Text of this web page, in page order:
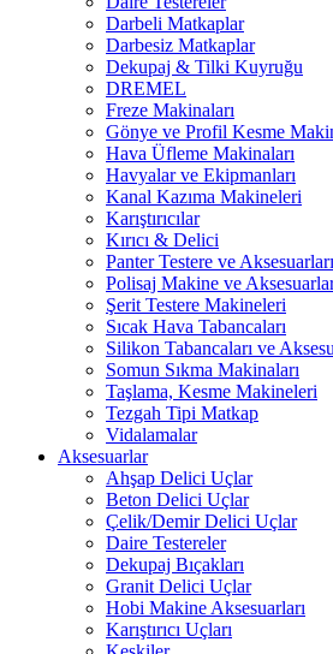
Darbeli Matkaplar
Darbesiz Matkaplar
Dekupaj & Tilki Kuyruğu
DREMEL
Freze Makinaları
Gönye ve Profil Kesme
Hava Üfleme Makinaları
Havyalar ve Ekipmanları
Kanal Kazıma Makineleri
Karıştırıcılar
Kırıcı & Delici
Panter Testere ve Aksesuarları
Polisaj Makine ve
Şerit Testere Makineleri
Sıcak Hava Tabancaları
Silikon Tabancaları ve
Somun Sıkma Makinaları
Taşlama, Kesme Makineleri
Tezgah Tipi Matkap
Vidalamalar
Aksesuarlar
Ahşap Delici Uçlar
Beton Delici Uçlar
Çelik/Demir Delici Uçlar
Daire Testereler
Dekupaj Bıçakları
Granit Delici Uçlar
Hobi Makine Aksesuarları
Karıştırıcı Uçları